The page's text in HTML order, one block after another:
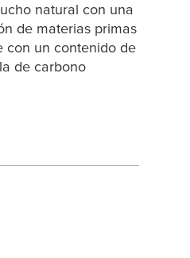
natural con una
de materias primas
con un contenido de
de carbono